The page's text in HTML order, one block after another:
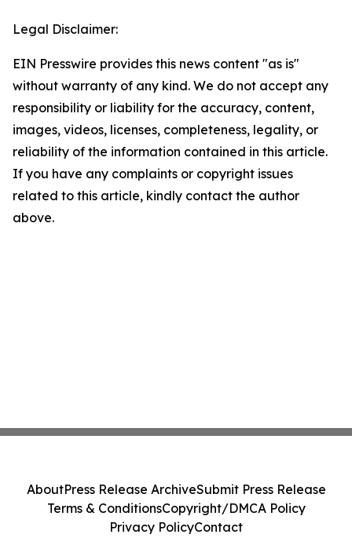
Legal Disclaimer:
EIN Presswire provides this news content "as is"
without warranty of any kind. We do not accept any
responsibility or liability for the accuracy, content,
images, videos, licenses, completeness, legality, or
reliability of the information contained in this article.
If you have any complaints or copyright issues
related to this article, kindly contact the author
above.
AboutPress Release ArchiveSubmit Press Release
Terms & ConditionsCopyright/DMCA Policy
Privacy PolicyContact